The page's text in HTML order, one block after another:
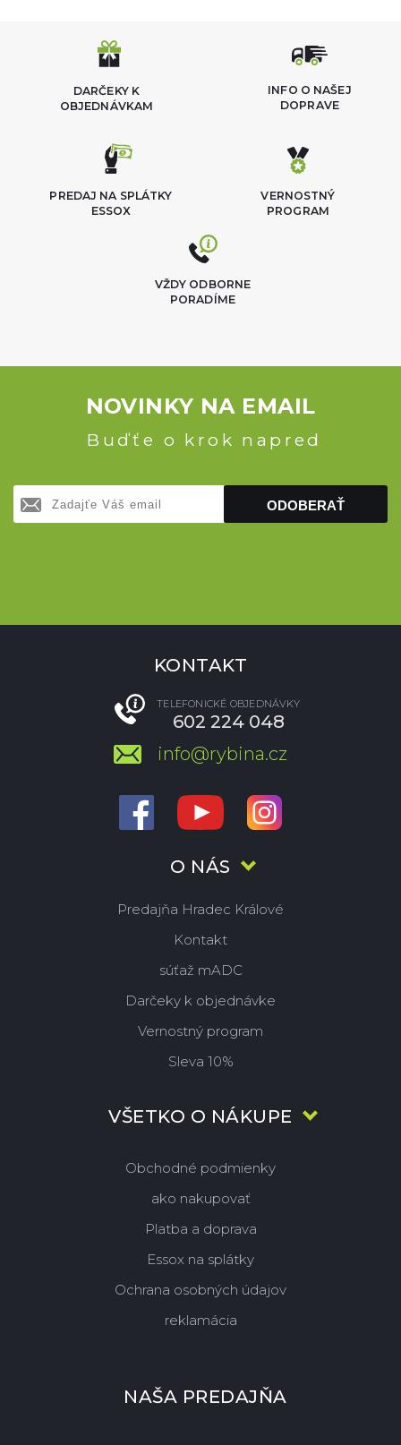
DARČEKY K
OBJEDNÁVKAM
INFO O NAŠEJ
DOPRAVE
VERNOSTNÝ
PROGRAM
PREDAJ NA SPLÁTKY
ESSOX
VŽDY ODBORNE
PORADÍME
NOVINKY NA EMAIL
Buďťe o krok napred
ODOBERAŤ
O NÁS
Predajňa Hradec Králové
Kontakt
súťaž mADC
Darčeky k objednávke
Vernostný program
Sleva 10%
VŠETKO O NÁKUPE
Obchodné podmienky
ako nakupovať
Platba a doprava
Essox na splátky
Ochrana osobných údajov
reklamácia
KONTAKT
TELEFONICKÉ OBJEDNÁVKY
602 224 048
info@rybina.cz
NAŠA PREDAJŇA